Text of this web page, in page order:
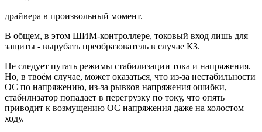
драйвера в произвольный момент.
В общем, в этом ШИМ-контроллере, токовый вход лишь для
защиты - вырубать преобразователь в случае КЗ.
Не следует путать режимы стабилизации тока и напряжения.
Но, в твоём случае, может оказаться, что из-за нестабильности
ОС по напряжению, из-за рывков напряжения ошибки,
стабилизатор попадает в перегрузку по току, что опять
приводит к возмущению ОС напряжения даже на холостом
ходу.